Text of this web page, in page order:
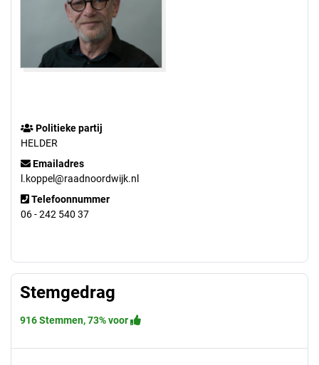
Politieke partij
HELDER
Emailadres
l.koppel@raadnoordwijk.nl
Telefoonnummer
06 - 242 540 37
Stemgedrag
916 Stemmen, 73% voor